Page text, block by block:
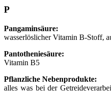
P
Pangaminsäure:
wasserlöslicher Vitamin B-Stoff,
Pantotheniesäure:
Vitamin B5
Pflanzliche Nebenprodukte:
alles was bei der